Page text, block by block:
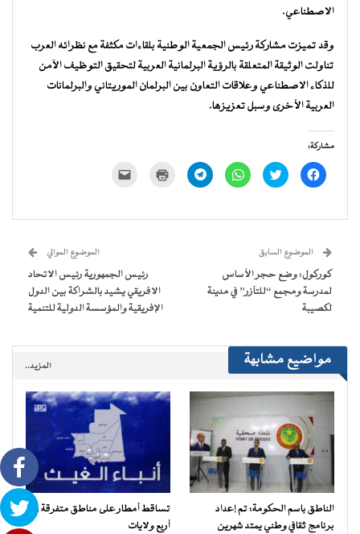
الاصطناعي.
وقد تميزت مشاركة رئيس الجمعية الوطنية بلقاءات مكثفة مع نظرائه العرب
تناولت الوثيقة المتعلقة بالرؤية البرلمانية العربية لتحقيق التوظيف الآمن
للذكاء الاصطناعي وعلاقات التعاون بين البرلمان الموريتاني والبرلمانات
العربية الأخرى وسبل تعزيزها.
مشاركة:
انقر
للمشاركة
في
اضغط
للمشاركة
في
انقر
للمشاركة
في
انقر
للمشاركة
في
للطباعة
جديدة) الإلكتروني
جديدة)
الموضوع السابق
كوركول: وضع حجر الأساس
لمدرسة ومجمع “للتآزر” في مدينة
لكصيبة
الموضوع الموالي
رئيس الجمهورية رئيس الاتحاد
الافريقي يشيد بالشراكة بين الدول
الإفريقية والمؤسسة الدولية للتنمية
مواضيع مشابهة المزيد..
الناطق باسم الحكومة: تم إعداد
برنامج ثقافي وطني يمتد شهرين
تساقط أمطار على مناطق متفرقة في
أربع ولايات